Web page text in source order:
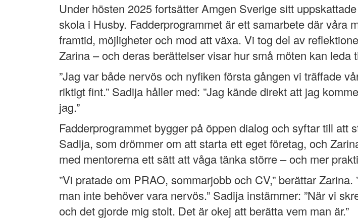
Under hösten 2025 fortsätter Amgen Sverige sitt
skola i Husby. Fadderprogrammet är ett samarbete där våra
framtid, möjligheter och mod att växa. Vi tog del av
Zarina – och deras berättelser visar hur små möten kan leda
”Jag var både nervös och nyfiken första gången vi träffade
riktigt fint.” Sadija håller med: ”Jag kände direkt att jag
jag.”
Fadderprogrammet bygger på öppen dialog och syftar till att
Sadija, som drömmer om att starta ett eget företag, och
med mentorerna ett sätt att våga tänka större – och mer
”Vi pratade om PRAO, sommarjobb och CV,” berättar
man inte behöver vara nervös.” Sadija instämmer: ”När vi
och det gjorde mig stolt. Det är okej att berätta vem man är.”